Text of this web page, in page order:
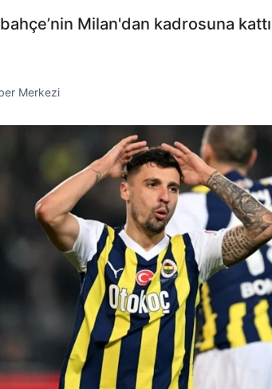
Milan'dan kadrosuna
Merkezi